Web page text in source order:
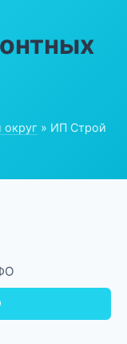
» ИП Строй